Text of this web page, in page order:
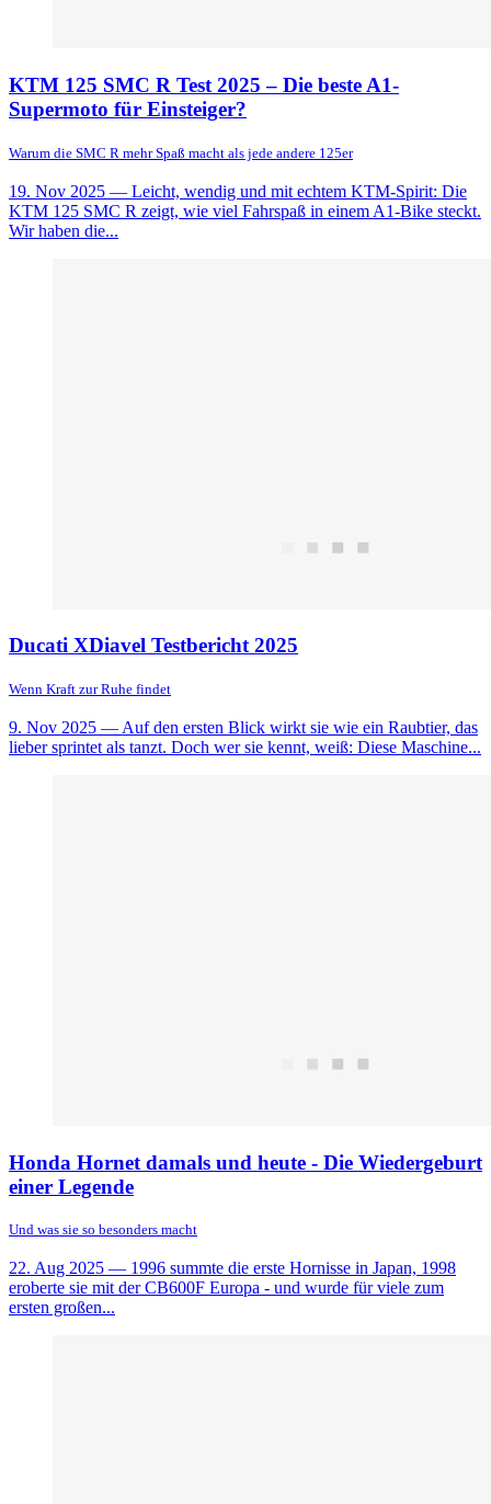
KTM 125 SMC R Test 2025 – Die beste A1-
Supermoto für Einsteiger?
Warum die SMC R mehr Spaß macht als jede andere 125er
19. Nov 2025 — Leicht, wendig und mit echtem KTM-Spirit: Die
KTM 125 SMC R zeigt, wie viel Fahrspaß in einem A1-Bike steckt.
Wir haben die...
Ducati XDiavel Testbericht 2025
Wenn Kraft zur Ruhe findet
9. Nov 2025 — Auf den ersten Blick wirkt sie wie ein Raubtier, das
lieber sprintet als tanzt. Doch wer sie kennt, weiß: Diese Maschine...
Honda Hornet damals und heute - Die Wiedergeburt
einer Legende
Und was sie so besonders macht
22. Aug 2025 — 1996 summte die erste Hornisse in Japan, 1998
eroberte sie mit der CB600F Europa - und wurde für viele zum
ersten großen...